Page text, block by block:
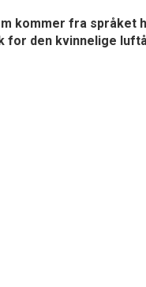
kommer fra språket
den kvinnelige